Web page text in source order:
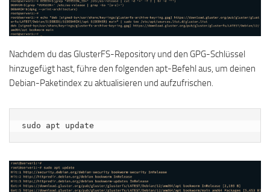
Nachdem du das GlusterFS-Repository und den GPG-Schlüssel
hinzugefügt hast, führe den folgenden apt-Befehl aus, um deinen
Debian-Paketindex zu aktualisieren und aufzufrischen.
sudo apt update